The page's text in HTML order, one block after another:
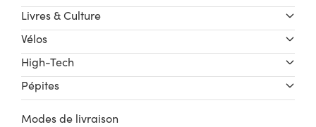
Livres & Culture
Vélos
High-Tech
Pépites
Modes de livraison